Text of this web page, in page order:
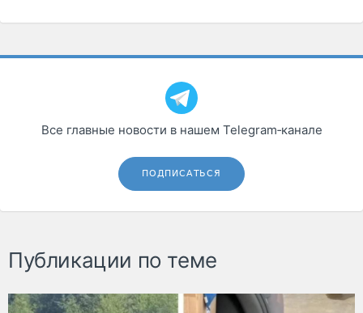
Все главные новости в нашем Telegram‑канале
ПОДПИСАТЬСЯ
Публикации по теме